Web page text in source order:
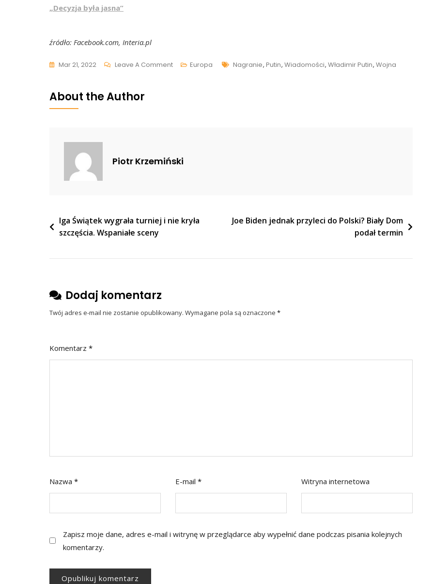
„Decyzja była jasna”
źródło: Facebook.com, Interia.pl
Mar 21, 2022 Leave A CommentOn
O
Europa Tags
Nagranie, Putin, Wiadomości, Władimir Putin, Wojna
About the Author
Piotr Krzemiński
Nawigacja
wpisu
Iga Świątek wygrała turniej i nie kryła
szczęścia. Wspaniałe sceny
Joe Biden jednak przyleci do Polski? Biały Dom
podał termin
Dodaj komentarz
Twój adres e-mail nie zostanie opublikowany. Wymagane pola są oznaczone *
Komentarz *
Nazwa * E-mail * Witryna internetowa
Zapisz moje dane, adres e-mail i witrynę w przeglądarce aby wypełnić dane podczas pisania kolejnych
komentarzy.